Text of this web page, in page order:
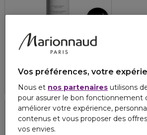
LEONOR GREYL
MOUSSE AU LOTUS VOLUMATRICE
41,30 € 4.7 14 26,00
Vos préférences, votre
Nous et nos partenaires utilisons
pour assurer le bon fonctionnement
améliorer votre expérience,
contenus et vous proposer des
vos envies.